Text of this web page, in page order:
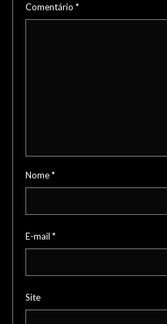
Comentário *
Nome*
E-mail *
Site